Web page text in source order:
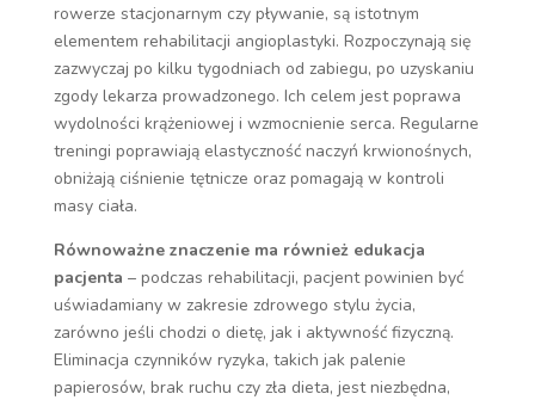
rowerze stacjonarnym czy pływanie, są istotnym
elementem rehabilitacji angioplastyki. Rozpoczynają się
zazwyczaj po kilku tygodniach od zabiegu, po uzyskaniu
zgody lekarza prowadzonego. Ich celem jest poprawa
wydolności krążeniowej i wzmocnienie serca. Regularne
treningi poprawiają elastyczność naczyń krwionośnych,
obniżają ciśnienie tętnicze oraz pomagają w kontroli
masy ciała.
Równoważne znaczenie ma również edukacja
pacjenta – podczas rehabilitacji, pacjent powinien być
uświadamiany w zakresie zdrowego stylu życia,
zarówno jeśli chodzi o dietę, jak i aktywność fizyczną.
Eliminacja czynników ryzyka, takich jak palenie
papierosów, brak ruchu czy zła dieta, jest niezbędna,